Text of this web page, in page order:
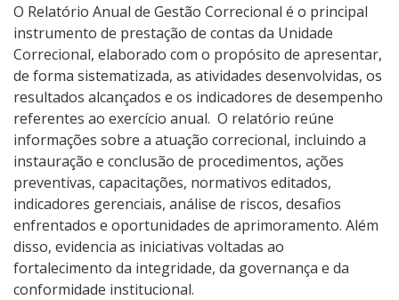
O Relatório Anual de Gestão Correcional é o principal
instrumento de prestação de contas da Unidade
Correcional, elaborado com o propósito de apresentar,
de forma sistematizada, as atividades desenvolvidas, os
resultados alcançados e os indicadores de desempenho
referentes ao exercício anual. O relatório reúne
informações sobre a atuação correcional, incluindo a
instauração e conclusão de procedimentos, ações
preventivas, capacitações, normativos editados,
indicadores gerenciais, análise de riscos, desafios
enfrentados e oportunidades de aprimoramento. Além
disso, evidencia as iniciativas voltadas ao
fortalecimento da integridade, da governança e da
conformidade institucional.